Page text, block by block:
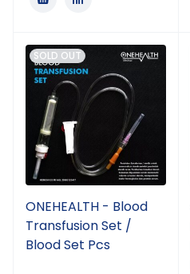
SOLD OUT
ONEHEALTH - Blood
Transfusion Set /
Blood Set Pcs